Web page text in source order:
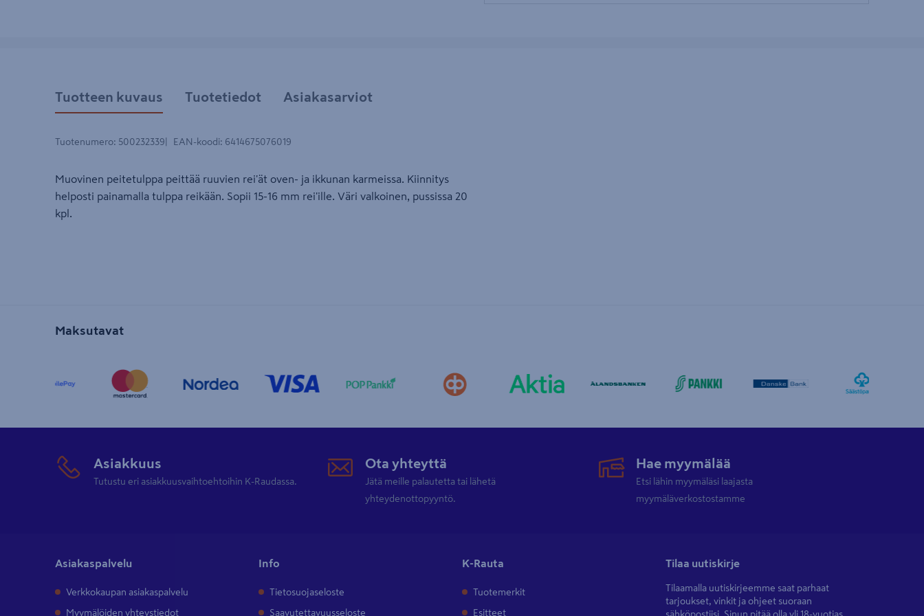
Tuotteen kuvaus Tuotetiedot Asiakasarviot
Tuotenumero: 500232339 EAN-koodi: 6414675076019
Muovinen peitetulppa peittää ruuvien rei'ät oven- ja ikkunan karmeissa. Kiinnitys
helposti painamalla tulppa reikään. Sopii 15-16 mm rei'ille. Väri valkoinen, pussissa 20
kpl.
Maksutavat
Asiakkuus
Tutustu eri asiakkuusvaihtoehtoihin K-Raudassa.
Ota yhteyttä
Jätä meille palautetta tai lähetä
yhteydenottopyyntö.
Hae myymälää
Etsi lähin myymäläsi laajasta
myymäläverkostostamme
Asiakaspalvelu
Verkkokaupan asiakaspalvelu
Myymälöiden yhteystiedot
Info
Tietosuojaseloste
Saavutettavuusseloste
K-Rauta
Tuotemerkit
Esitteet
Tilaa uutiskirje
Tilaamalla uutiskirjeemme saat parhaat
tarjoukset, vinkit ja ohjeet suoraan
sähköpostiisi. Sinun pitää olla yli 18-vuotias